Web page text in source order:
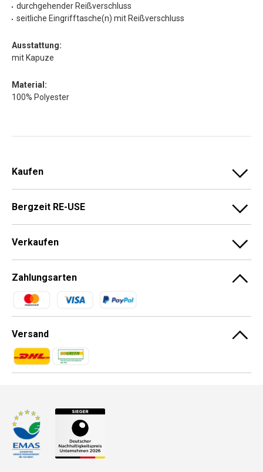
durchgehender Reißverschluss
seitliche Eingrifftasche(n) mit Reißverschluss
Ausstattung:
mit Kapuze
Material:
100% Polyester
Kaufen
Bergzeit RE-USE
Verkaufen
Zahlungsarten
Zahlungsmethoden
Versand
Zahlungsmethoden
Zahlungsmethoden